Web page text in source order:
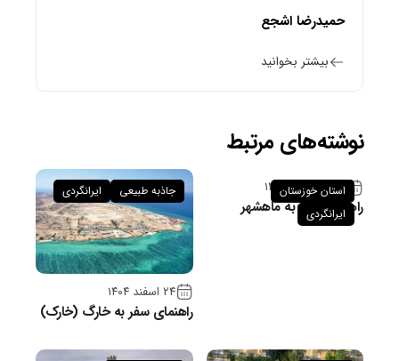
حمیدرضا اشجع
بیشتر بخوانید
نوشته‌های مرتبط
۲۶ فروردین ۱۴۰۵
راهنمای سفر به ماهشهر
استان خوزستان
ایرانگردی
۲۴ اسفند ۱۴۰۴
راهنمای سفر به خارگ (خارک)
جاذبه طبیعی ایرانگردی